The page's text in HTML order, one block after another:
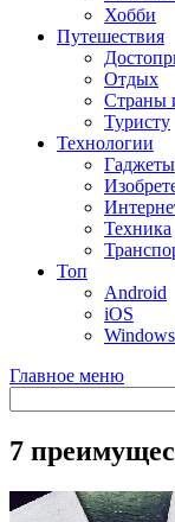
Хобби
Путешествия
Отдых
Страны
Туристу
Технологии
Гаджеты
Техника
Топ
Android
iOS
Главное меню
7